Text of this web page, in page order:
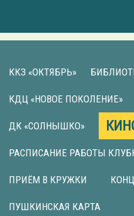
ККЗ «ОКТЯБРЬ»
КДЦ «НОВОЕ ПОКОЛЕНИЕ»
ДК «СОЛНЫШКО»
РАСПИСАНИЕ РАБОТЫ
ПРИЁМ В КРУЖКИ
ПУШКИНСКАЯ КАРТА